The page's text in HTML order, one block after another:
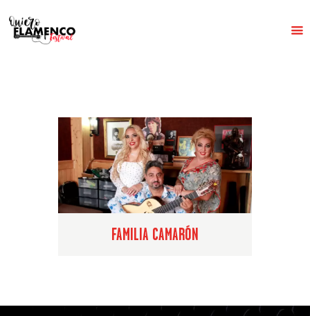
HISTORIA
PROGRAMACIÓN
NOTICIAS
CONTACTO
FAMILIA CAMARÓN